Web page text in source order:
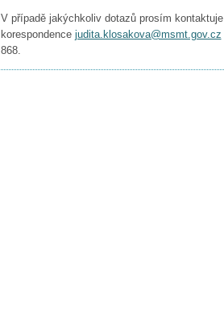
V případě jakýchkoliv dotazů prosím kontaktuje
korespondence judita.klosakova@msmt.gov.cz
868.